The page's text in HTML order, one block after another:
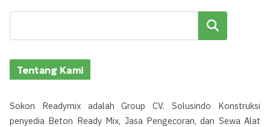
Cari
Tentang Kami
Sokon Readymix adalah Group CV. Solusindo Konstruksi
penyedia Beton Ready Mix, Jasa Pengecoran, dan Sewa Alat